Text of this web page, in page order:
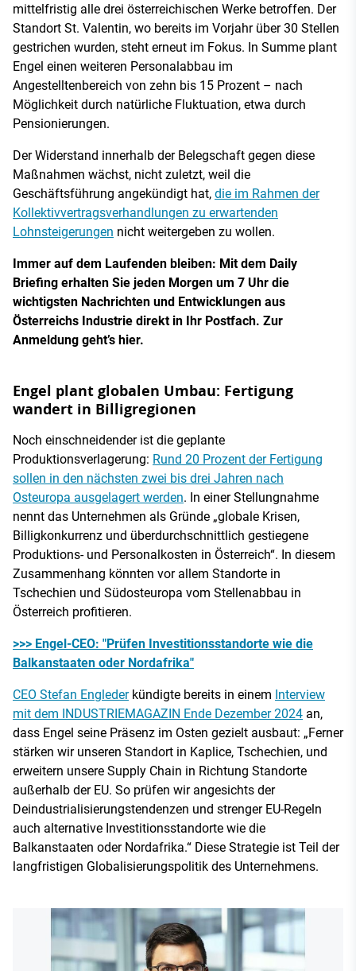
mittelfristig alle drei österreichischen Werke betroffen. Der
Standort St. Valentin, wo bereits im Vorjahr über 30 Stellen
gestrichen wurden, steht erneut im Fokus. In Summe plant
Engel einen weiteren Personalabbau im
Angestelltenbereich von zehn bis 15 Prozent – nach
Möglichkeit durch natürliche Fluktuation, etwa durch
Pensionierungen.
Der Widerstand innerhalb der Belegschaft gegen diese
Maßnahmen wächst, nicht zuletzt, weil die
Geschäftsführung angekündigt hat, die im Rahmen der
Kollektivvertragsverhandlungen zu erwartenden
Lohnsteigerungen nicht weitergeben zu wollen.
Immer auf dem Laufenden bleiben: Mit dem Daily
Briefing erhalten Sie jeden Morgen um 7 Uhr die
wichtigsten Nachrichten und Entwicklungen aus
Österreichs Industrie direkt in Ihr Postfach. Zur
Anmeldung geht’s hier.
Engel plant globalen Umbau: Fertigung
wandert in Billigregionen
Noch einschneidender ist die geplante
Produktionsverlagerung: Rund 20 Prozent der Fertigung
sollen in den nächsten zwei bis drei Jahren nach
Osteuropa ausgelagert werden. In einer Stellungnahme
nennt das Unternehmen als Gründe „globale Krisen,
Billigkonkurrenz und überdurchschnittlich gestiegene
Produktions- und Personalkosten in Österreich“. In diesem
Zusammenhang könnten vor allem Standorte in
Tschechien und Südosteuropa vom Stellenabbau in
Österreich profitieren.
>>> Engel-CEO: "Prüfen Investitionsstandorte wie die
Balkanstaaten oder Nordafrika"
CEO Stefan Englederkündigte bereits in einem Interview
mit dem INDUSTRIEMAGAZIN Ende Dezember 2024 an,
dass Engel seine Präsenz im Osten gezielt ausbaut: „Ferner
stärken wir unseren Standort in Kaplice, Tschechien, und
erweitern unsere Supply Chain in Richtung Standorte
außerhalb der EU. So prüfen wir angesichts der
Deindustrialisierungstendenzen und strenger EU-Regeln
auch alternative Investitionsstandorte wie die
Balkanstaaten oder Nordafrika.“ Diese Strategie ist Teil der
langfristigen Globalisierungspolitik des Unternehmens.